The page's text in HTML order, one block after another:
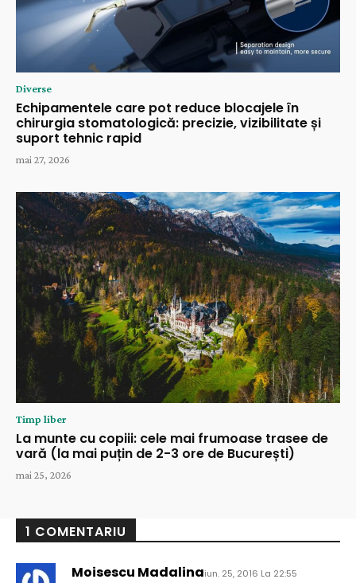
Diverse
Echipamentele care pot reduce blocajele în
chirurgia stomatologică: precizie, vizibilitate și
suport tehnic rapid
mai 27, 2026
Timp liber
La munte cu copiii: cele mai frumoase trasee de
vară (la mai puțin de 2-3 ore de București)
mai 25, 2026
1 COMENTARIU
Moisescu Madalinaiun. 25, 2016 La 22:55